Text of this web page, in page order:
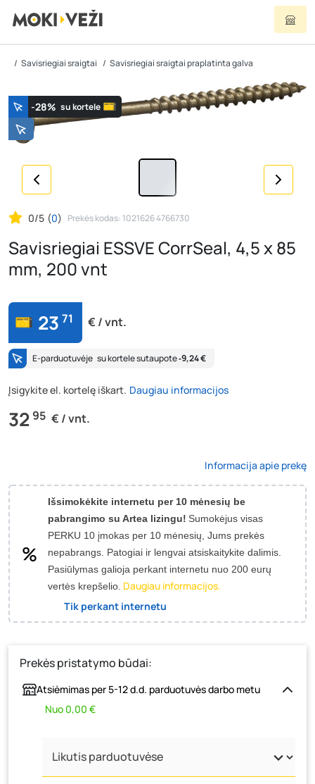
Savisriegiai sraigtai Savisriegiai sraigtai praplatinta galva
-28% su kortele
0/5 (0) Prekės kodas: 1021626 4766730
Savisriegiai ESSVE CorrSeal, 4,5 x 85
mm, 200 vnt
23 71 € / vnt.
E-parduotuvėje su kortele sutaupote‐9,24 €
Įsigykite el. kortelę iškart. Daugiau informacijos
32 95 € / vnt.
Informacija apie prekę
Išsimokėkite internetu per 10 mėnesių be
pabrangimo su Artea lizingu! Sumokėjus visas
PERKU 10 įmokas per 10 mėnesių, Jums prekės
nepabrangs. Patogiai ir lengvai atsiskaitykite dalimis.
Pasiūlymas galioja perkant internetu nuo 200 eurų
vertės krepšelio. Daugiau informacijos.
Tik perkant internetu
Prekės pristatymo būdai:
Atsiėmimas per 5-12 d.d. parduotuvės darbo metu
Nuo 0,00 €